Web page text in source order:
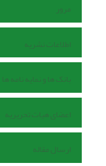
مرور
اطلاعات نشریه
بانک ها و نمایه نامه ها
اعضای هیات تحریریه
ارسال مقاله